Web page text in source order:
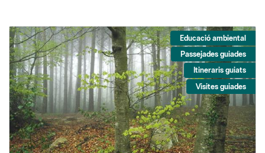
Educació ambiental
Passejades guiades
Itineraris guiats
Visites guiades